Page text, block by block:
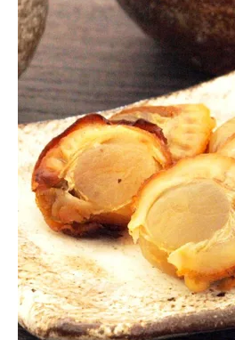
お問い合わせ
ご利用ガイド
直営店